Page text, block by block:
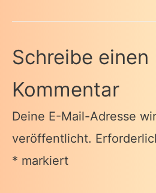
Schreibe einen
Kommentar
Deine E-Mail-Adresse
veröffentlicht.
* markiert